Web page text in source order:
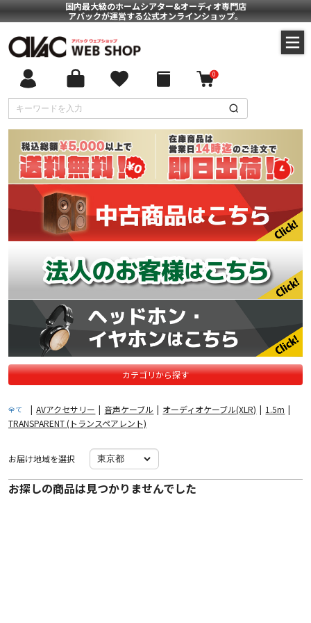
国内最大級のホームシアター&オーディオ専門店
アバックが運営する公式オンラインショップ。
0
カテゴリから探す
全て | AVアクセサリー | 音声ケーブル | オーディオケーブル(XLR) | 1.5m |
TRANSPARENT (トランスペアレント)
お届け地域を選択
お探しの商品は見つかりませんでした